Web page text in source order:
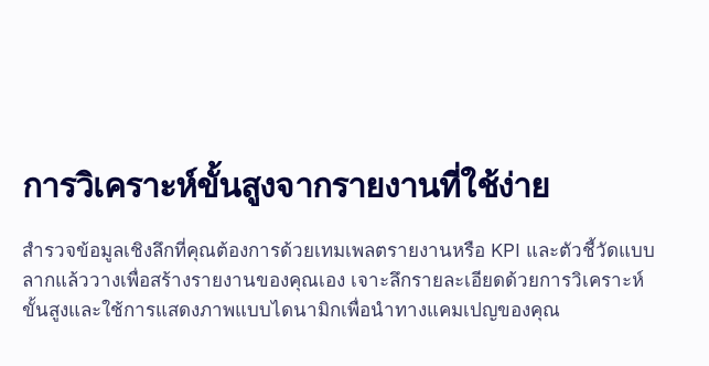
การวิเคราะห์ขั้นสูงจากรายงานที่ใช้ง่าย
สำรวจข้อมูลเชิงลึกที่คุณต้องการด้วยเทมเพลตรายงานหรือ KPI และตัวชี้วัดแบบ
ลากแล้ววางเพื่อสร้างรายงานของคุณเอง เจาะลึกรายละเอียดด้วยการวิเคราะห์
ขั้นสูงและใช้การแสดงภาพแบบไดนามิกเพื่อนำทางแคมเปญของคุณ